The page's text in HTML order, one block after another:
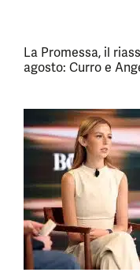
La Promessa, il
agosto: Curro e